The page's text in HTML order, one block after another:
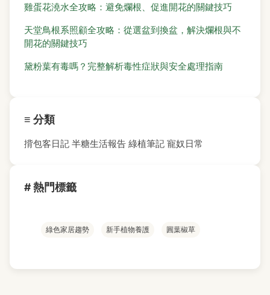
雞蛋花澆水全攻略：避免爛根、促進開花的關鍵技巧
天堂鳥根系照顧全攻略：從選盆到換盆，解決爛根與不
開花的關鍵技巧
黛粉葉有毒嗎？完整解析毒性症狀與安全處理指南
≡ 分類
揹包客日記 半糖生活報告 綠植筆記 寵奴日常
# 熱門標籤
綠色家居趨勢 新手植物養護 圓葉椒草